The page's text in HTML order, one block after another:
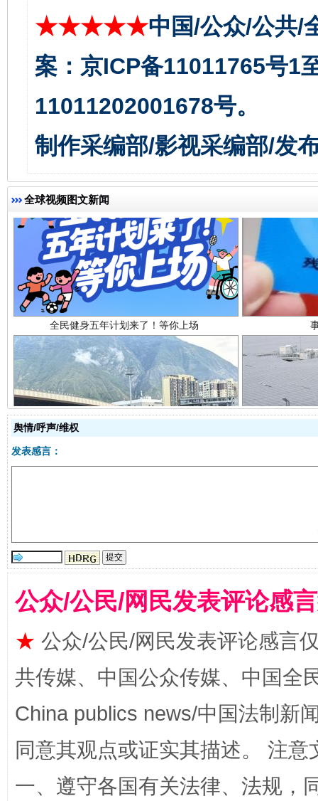
★★★★★中国/公众/公共/
案：京ICP备11011765号1
11011202001678号。
制作采编部/影视采编部/发
全球视频图文新闻
全民健身五年计划来了！等你上场
阿坝州三大球赛在茂县开幕
国家大学科技园优化重塑工作
舆情/呼声/维权
发表感言：
公众/公民/网民发表评论感
★ 公众/公民/网民发表评论感言
共传媒、中国公众传媒、中国全
China publics news/中国法制新
同意其观点或证实其描述。 注
一、遵守各国有关法律、法规，